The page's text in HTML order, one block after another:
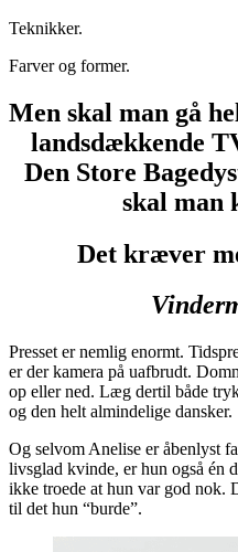
Teknikker.
Farver og former.
Men skal man gå
landsdækkende
Den Store
skal man
Det kræver
Presset er nemlig enormt.
er der kamera på uafbrudt.
op eller ned. Læg dertil både
og den helt almindelige dansker.
Og selvom Anelise er åbenlyst
livsglad kvinde, er hun også én
ikke troede at hun var god nok.
til det hun “burde”.